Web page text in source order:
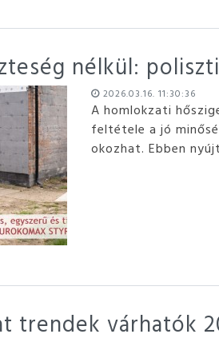
nélkül:
2026.03.16. 11:30:36
A homlokzati
feltétele a jó
okozhat. Ebben
trendek várhatók